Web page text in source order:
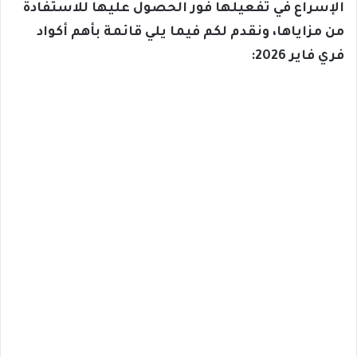
الإسراع في تفعيلها فور الحصول عليها للاستفادة
من مزاياها، ونقدم لكم فيما يلي قائمة بأهم أكواد
فري فاير 2026: